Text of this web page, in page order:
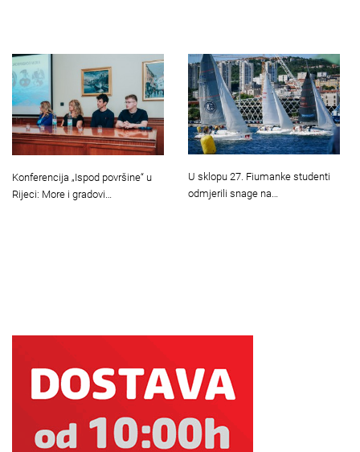
Konferencija „Ispod površine“ u
Rijeci: More i gradovi…
U sklopu 27. Fiumanke studenti
odmjerili snage na…